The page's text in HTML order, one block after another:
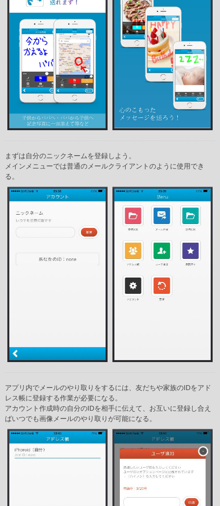
まずは自分のニックネームを登録しよう。
メインメニューでは普通のメールクライアントのように使用でき
る。
アプリ内でメールのやり取りをするには、友だちや家族のIDをアド
レス帳に登録する作業が必要になる。
アカウント作成時の自分のIDを相手に伝えて、お互いに登録し合え
ばいつでも画像メールのやり取りが可能になる。